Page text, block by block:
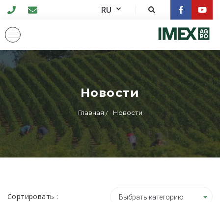
RU
Новости
Главная Новости
Сортировать : Выбрать категорию